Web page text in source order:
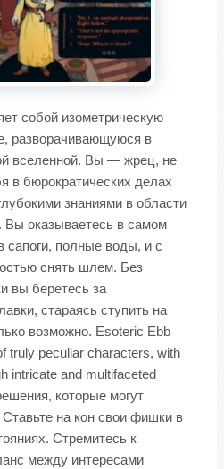
собой изометрическую
разворачивающуюся в
вселенной. Вы — жрец, не
в бюрократических делах
знаниями в области
Вы оказываетесь в самом
сапоги, полные воды, и с
снять шлем. Без
вы беретесь за
стараясь ступить на
возможно. Esoteric Ebb
truly peculiar characters, with
intricate and multifaceted
которые могут
на кон свои фишки в
Стремитесь к
между интересами